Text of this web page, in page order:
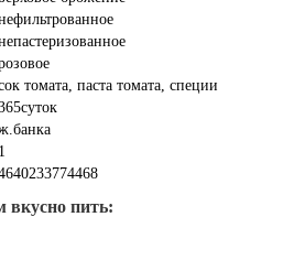
томата, паста томата, специи
1
вкусно пить: